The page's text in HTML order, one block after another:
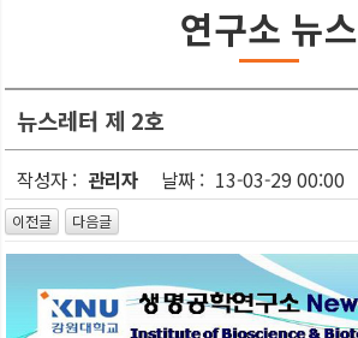
연구소 뉴스
뉴스레터 제 2호
작성자 : 관리자 날짜 : 13-03-29 00:00
이전글 다음글